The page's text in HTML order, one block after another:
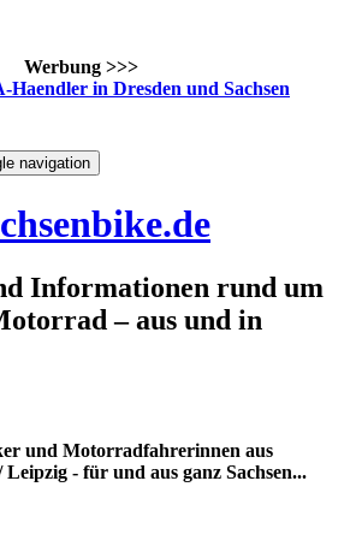
Werbung >>>
navigation
Informationen rund um
– aus und in
und Motorradfahrerinnen aus
- für und aus ganz Sachsen...